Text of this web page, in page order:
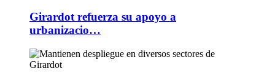
Girardot refuerza su apoyo a
urbanizacio…